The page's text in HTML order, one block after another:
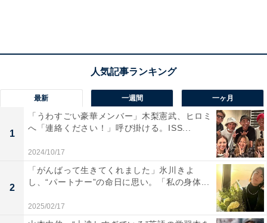
最新 一週間 一ヶ月
1
「うわすごい豪華メンバー」木梨憲武、ヒロミ
へ「連絡ください！」呼び掛ける。ISS...
2024/10/17
2
「がんばって生きてくれました」氷川きよ
し、“パートナー”の命日に思い。「私の身体...
2025/02/17